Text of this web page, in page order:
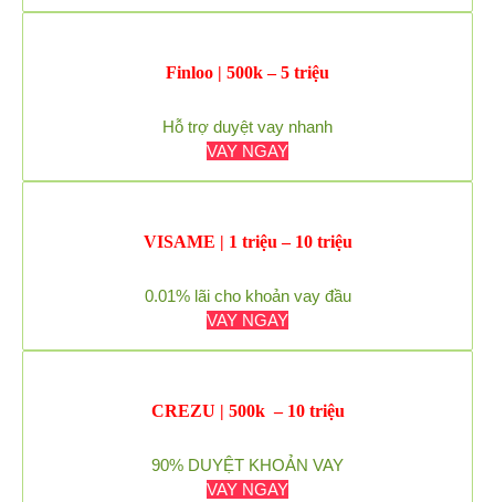
Finloo | 500k – 5 triệu
Hỗ trợ duyệt vay nhanh
VAY NGAY
VISAME | 1 triệu – 10 triệu
0.01% lãi cho khoản vay đầu
VAY NGAY
CREZU | 500k – 10 triệu
90% DUYỆT KHOẢN VAY
VAY NGAY